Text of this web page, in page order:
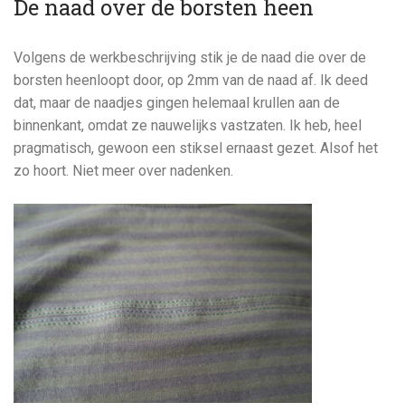
De naad over de borsten heen
Volgens de werkbeschrijving stik je de naad die over de
borsten heenloopt door, op 2mm van de naad af. Ik deed
dat, maar de naadjes gingen helemaal krullen aan de
binnenkant, omdat ze nauwelijks vastzaten. Ik heb, heel
pragmatisch, gewoon een stiksel ernaast gezet. Alsof het
zo hoort. Niet meer over nadenken.